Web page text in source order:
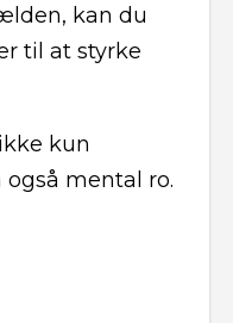
kan du
til at styrke
kun
mental ro.